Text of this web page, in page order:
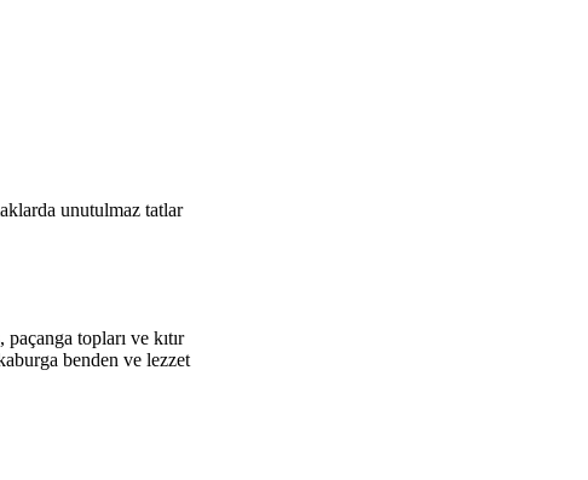
unutulmaz tatlar
topları ve kıtır
benden ve lezzet